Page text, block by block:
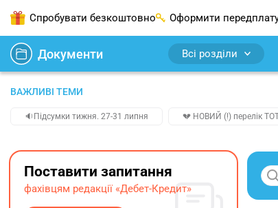
Спробувати безкоштовно Оформити
Документи Всі розділи
ВАЖЛИВІ ТЕМИ
🔉Підсумки тижня. 27-31 липня 💔 НОВИЙ (!) перелік
Поставити запитання
фахівцям редакції «Дебет-Кредит»